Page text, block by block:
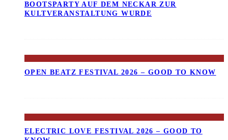
OOTSPARTY AUF DEM NECKAR ZUR K
ULTVERANSTALTUNG WURDE
OPEN BEATZ FESTIVAL 2026 – GOOD TO KNOW
ELECTRIC LOVE FESTIVAL 2026 – GOOD TO